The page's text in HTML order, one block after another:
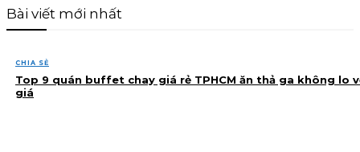
Bài viết mới nhất
CHIA SẺ
Top 9 quán buffet chay giá rẻ TPHCM ăn thả ga không lo
giá